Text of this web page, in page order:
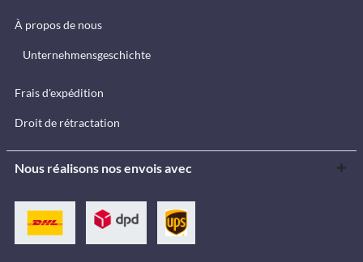
À propos de nous
Unternehmensgeschichte
Frais d'expédition
Droit de rétractation
Nous réalisons nos envois avec